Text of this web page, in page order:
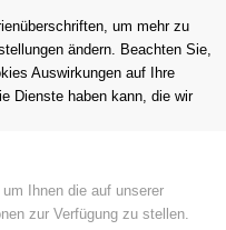
um mehr zu
ändern. Beachten Sie,
Auswirkungen auf Ihre
Dienste haben kann, die wir
Ihnen die auf unserer
zur Verfügung zu stellen.